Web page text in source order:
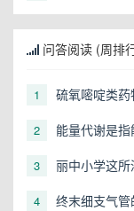
问答阅读 (周排
1 硫氧嘧啶类
2 能量代谢是指
3 丽中小学这所
4 终末细支气